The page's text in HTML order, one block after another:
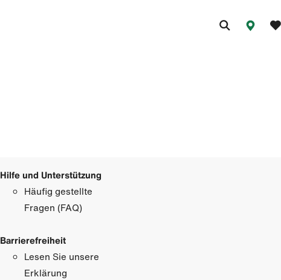
Hilfe und Unterstützung
Häufig gestellte
Fragen (FAQ)
Barrierefreiheit
Lesen Sie unsere
Erklärung